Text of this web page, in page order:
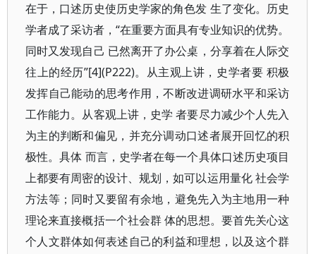
在于，口述历史使历史学家的角色发 生了变化。历史
学者成了采访者，“在重要方面具有专业知识的优势。
同时又发现自己 已然离开了办公桌，分享着在人际交
往上的经历”[4](P222)。从主观上讲，史学者要 积极
发挥自己能动的思考作用，不断改进调研水平和采访
工作能力。从客观上讲，史学 者要尽力减少个人先入
为主的判断和偏见，并充分调动口述者展开回忆的积
极性。具体 而言，史学者在每一个具体口述历史项目
上都要有周密的设计、规划，如可以运用量化 社会学
方法等；同时又要留有余地，避免先入为主地用一种
理论来直接概括一个社会群 体的思想。要首先关心这
个人文群体如何表述自己的利益和理想，以及这个群